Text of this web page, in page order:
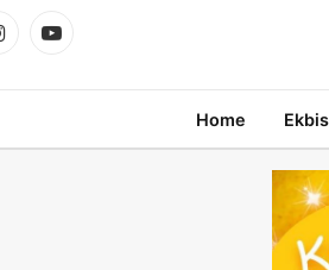
YouTube
Home Ekbis